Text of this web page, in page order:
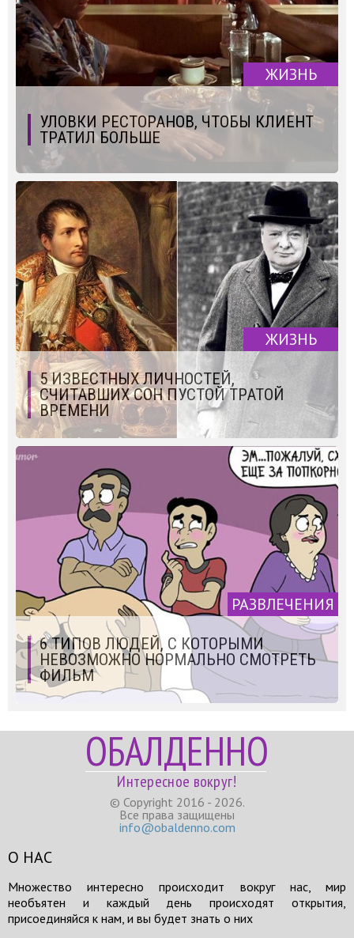
ЖИЗНЬ
УЛОВКИ РЕСТОРАНОВ, ЧТОБЫ КЛИЕНТ
ТРАТИЛ БОЛЬШЕ
ЖИЗНЬ
5 ИЗВЕСТНЫХ ЛИЧНОСТЕЙ,
СЧИТАВШИХ СОН ПУСТОЙ ТРАТОЙ
ВРЕМЕНИ
РАЗВЛЕЧЕНИЯ
6 ТИПОВ ЛЮДЕЙ, С КОТОРЫМИ
НЕВОЗМОЖНО НОРМАЛЬНО СМОТРЕТЬ
ФИЛЬМ
ОБАЛДЕННО
Интересное вокруг!
© Copyright 2016 - 2026.
Все права защищены
info@obaldenno.com
О НАС
Множество интересно происходит вокруг нас, мир
необъятен и каждый день происходят открытия,
присоединяйся к нам, и вы будет знать о них